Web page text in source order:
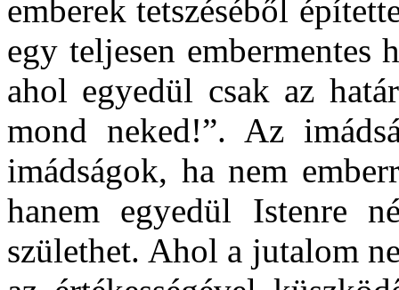
emberek tetszéséből
egy teljesen embermentes
ahol egyedül csak az
mond neked!”. Az
imádságok, ha nem
hanem egyedül Istenre
születhet. Ahol a jutalom